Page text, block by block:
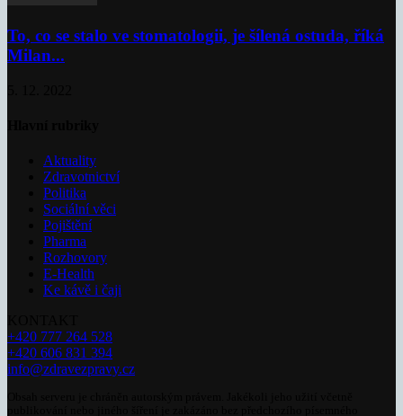
To, co se stalo ve stomatologii, je šílená ostuda, říká
Milan...
Aktuality
Zdravotnictví
Politika
Sociální věci
Pojištění
Pharma
Rozhovory
E-Health
Ke kávě i čaji
+420 777 264 528
+420 606 831 394
info@zdravezpravy.cz